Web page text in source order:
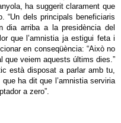
ha suggerit clarament que
“Un dels principals beneficiaris
dia arriba a la presidència del
que l’amnistia ja estigui feta i
en conseqüència: “Això no
que veiem aquests últims dies.”
està disposat a parlar amb tu,
ha dit que l’amnistia serviria
a zero”.